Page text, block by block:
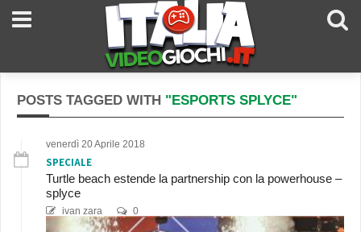
POSTS TAGGED WITH "ESPORTS SPLYCE"
venerdì 20 Aprile 2018
SPECIALE
Turtle beach estende la partnership con la powerhouse –
splyce
ivan zara 0